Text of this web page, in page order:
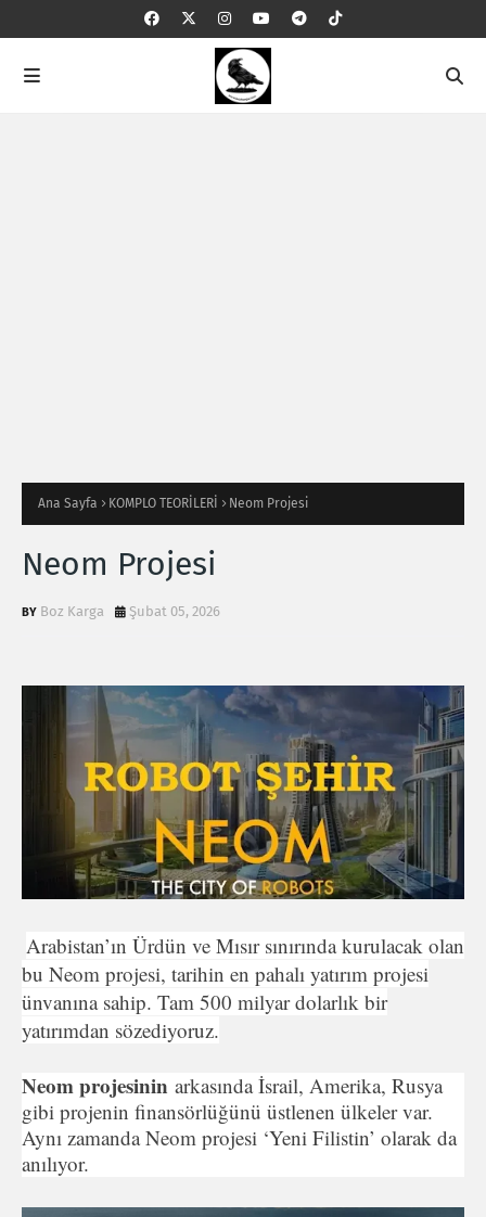
Ana Sayfa KOMPLO TEORİLERİ Neom Projesi
Neom Projesi
Boz Karga Şubat 05, 2026
Arabistan’ın Ürdün ve Mısır sınırında kurulacak olan
bu Neom projesi, tarihin en pahalı yatırım projesi
ünvanına sahip. Tam 500 milyar dolarlık bir
yatırımdan sözediyoruz.
Neom projesinin arkasında İsrail, Amerika, Rusya
gibi projenin finansörlüğünü üstlenen ülkeler var.
Aynı zamanda Neom projesi ‘Yeni Filistin’ olarak da
anılıyor.